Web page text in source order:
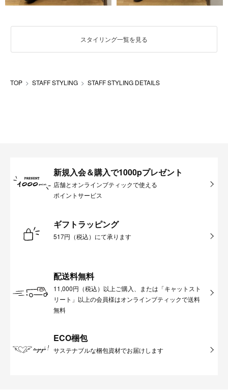
スタイリング一覧を見る
TOP STAFF STYLING STAFF STYLING DETAILS
新規入会＆購入で1000pプレゼント
店舗とオンラインブティックで使える
ポイントサービス
ギフトラッピング
517円（税込）にて承ります
配送料無料
11,000円（税込）以上ご購入、または「キャットスト
リート」以上の会員様はオンラインブティックで送料
無料
ECO梱包
サステナブルな梱包資材でお届けします